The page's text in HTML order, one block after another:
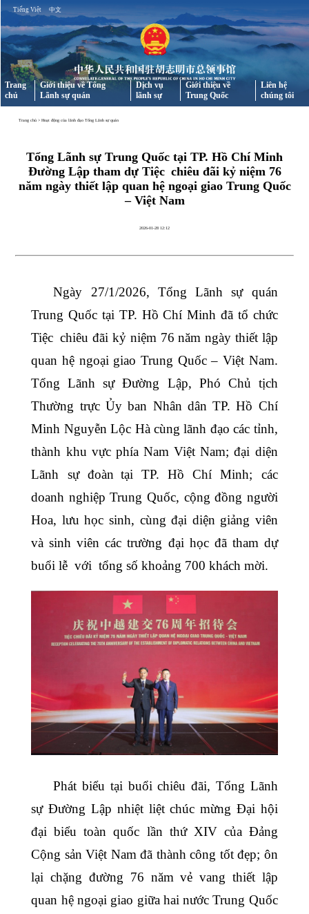
Tiếng Việt 中文
Trang
chủ
Giới thiệu về Tổng
Lãnh sự quán
Dịch vụ
lãnh sự
Giới thiệu về
Trung Quốc
Liên hệ
chúng tôi
Trang chủ > Hoạt động của lãnh đạo Tổng Lãnh sự quán
Tổng Lãnh sự Trung Quốc tại TP. Hồ Chí Minh
Đường Lập tham dự Tiệc chiêu đãi kỷ niệm 76
năm ngày thiết lập quan hệ ngoại giao Trung Quốc
– Việt Nam
2026-01-28 12:12
Ngày 27/1/2026, Tổng Lãnh sự quán
Trung Quốc tại TP. Hồ Chí Minh đã tổ chức
Tiệc chiêu đãi kỷ niệm 76 năm ngày thiết lập
quan hệ ngoại giao Trung Quốc – Việt Nam.
Tổng Lãnh sự Đường Lập, Phó Chủ tịch
Thường trực Ủy ban Nhân dân TP. Hồ Chí
Minh Nguyễn Lộc Hà cùng lãnh đạo các tỉnh,
thành khu vực phía Nam Việt Nam; đại diện
Lãnh sự đoàn tại TP. Hồ Chí Minh; các
doanh nghiệp Trung Quốc, cộng đồng người
Hoa, lưu học sinh, cùng đại diện giảng viên
và sinh viên các trường đại học đã tham dự
buổi lễ với tổng số khoảng 700 khách mời.
Phát biểu tại buổi chiêu đãi, Tổng Lãnh
sự Đường Lập nhiệt liệt chúc mừng Đại hội
đại biểu toàn quốc lần thứ XIV của Đảng
Cộng sản Việt Nam đã thành công tốt đẹp; ôn
lại chặng đường 76 năm vẻ vang thiết lập
quan hệ ngoại giao giữa hai nước Trung Quốc